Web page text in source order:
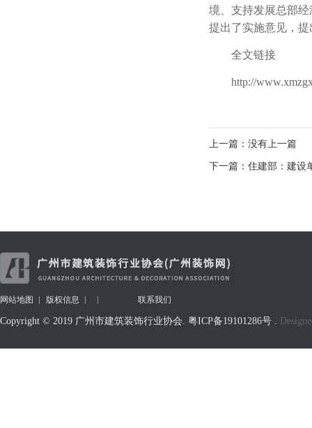
境、支持发展总部
提出了实施意见，
全文链接
http://
上一篇：没有上一篇
下一篇：住建部：建设
网站地图 版权信息 联系我们
Copyright © 2019 广州市建筑装饰行业协会. 粤ICP备19101286号